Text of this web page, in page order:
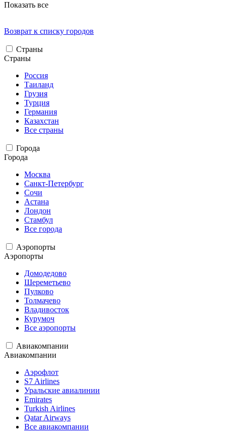
Показать все
Возврат к списку городов
Страны
Страны
Россия
Таиланд
Грузия
Турция
Германия
Казахстан
Все страны
Города
Города
Москва
Санкт-Петербург
Сочи
Астана
Лондон
Стамбул
Все города
Аэропорты
Аэропорты
Домодедово
Шереметьево
Пулково
Толмачево
Владивосток
Курумоч
Все аэропорты
Авиакомпании
Авиакомпании
Аэрофлот
S7 Airlines
Уральские авиалинии
Emirates
Turkish Airlines
Qatar Airways
Все авиакомпании